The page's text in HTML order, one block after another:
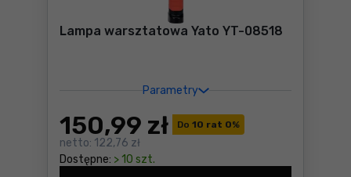
Lampa warsztatowa Yato YT-08518
Parametry
Do 10 rat 0%
150,99 zł
netto: 122,76 zł
Dostępne: > 10 szt.